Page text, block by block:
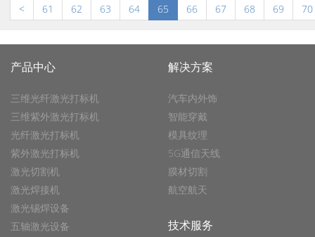
< 61 62 63 64 65 66 67 68 69 70
产品中心
三维光纤激光打标机
三维紫外激光打标机
光纤激光打标机
紫外激光打标机
激光切割机
激光焊接机
激光锡焊设备
五轴激光设备
解决方案
汽车内外饰
智能穿戴
模具纹理
5G通信天线
膜材切割
航空航天
技术服务